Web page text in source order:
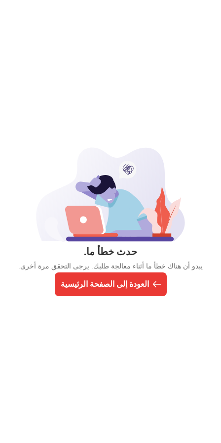
حدث خطأ ما.
يبدو أن هناك خطأ ما أثناء معالجة طلبك. يرجى التحقق مرة أخرى.
العودة إلى الصفحة الرئيسية